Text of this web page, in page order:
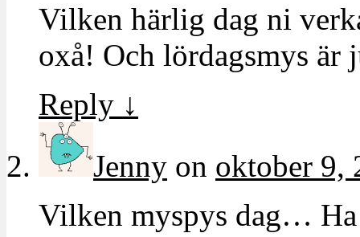
Vilken härlig dag ni
oxå! Och lördagsmys
Reply ↓
Jenny on oktober 9,
Vilken myspys dag…